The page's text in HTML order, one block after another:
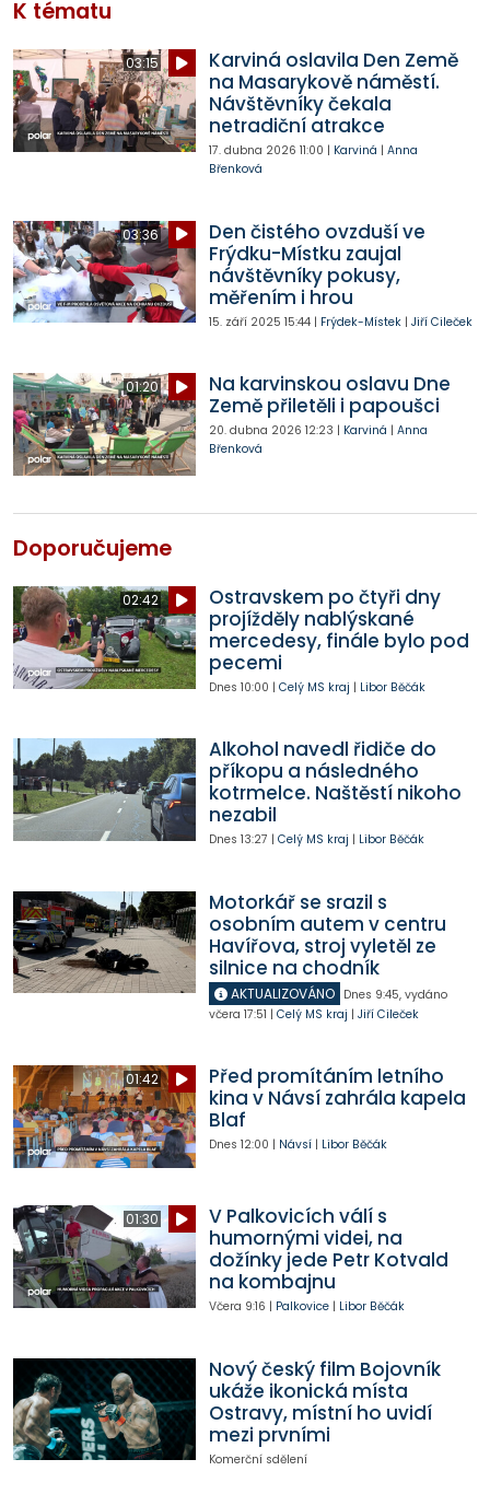
K tématu
03:15
Karviná oslavila Den Země
na Masarykově náměstí.
Návštěvníky čekala
netradiční atrakce
17. dubna 2026 11:00 | Karviná | Anna
Břenková
03:36
Den čistého ovzduší ve
Frýdku-Místku zaujal
návštěvníky pokusy,
měřením i hrou
15. září 2025 15:44| Frýdek-Místek| Jiří Cileček
01:20
Na karvinskou oslavu Dne
Země přiletěli i papoušci
20. dubna 2026 12:23 | Karviná | Anna
Břenková
Doporučujeme
02:42
Ostravskem po čtyři dny
projížděly nablýskané
mercedesy, finále bylo pod
pecemi
Dnes 10:00 | Celý MS kraj | Libor Běčák
Alkohol navedl řidiče do
příkopu a následného
kotrmelce. Naštěstí nikoho
nezabil
Dnes 13:27 | Celý MS kraj | Libor Běčák
Motorkář se srazil s
osobním autem v centru
Havířova, stroj vyletěl ze
silnice na chodník
AKTUALIZOVÁNO Dnes 9:45, vydáno
včera 17:51 | Celý MS kraj | Jiří Cileček
01:42
Před promítáním letního
kina v Návsí zahrála kapela
Blaf
Dnes 12:00 | Návsí| Libor Běčák
01:30
V Palkovicích válí s
humornými videi, na
dožínky jede Petr Kotvald
na kombajnu
Včera 9:16 | Palkovice| Libor Běčák
Nový český film Bojovník
ukáže ikonická místa
Ostravy, místní ho uvidí
mezi prvními
Komerční sdělení